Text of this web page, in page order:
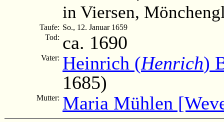
in Viersen,
Taufe: So., 12. Januar 1659
Tod: ca. 1690
Vater: Heinrich (Henrich)
1685)
Mutter: Maria Mühlen